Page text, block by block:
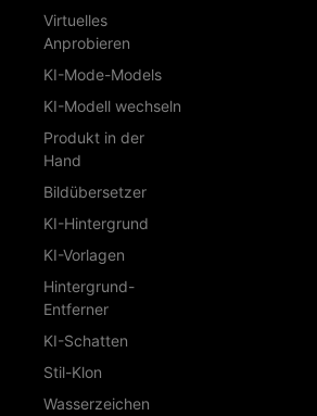
Virtuelles
Anprobieren
KI-Mode-Models
KI-Modell wechseln
Produkt in der
Hand
Bildübersetzer
KI-Hintergrund
KI-Vorlagen
Hintergrund-
Entferner
KI-Schatten
Stil-Klon
Wasserzeichen